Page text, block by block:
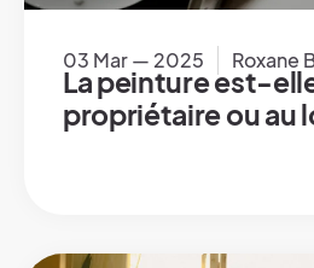
03 Mar — 2025 Roxane
La peinture est-
propriétaire ou au